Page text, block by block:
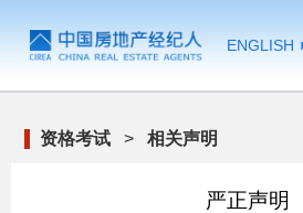
ENGLISH
资格考试 > 相关声明
严正声明